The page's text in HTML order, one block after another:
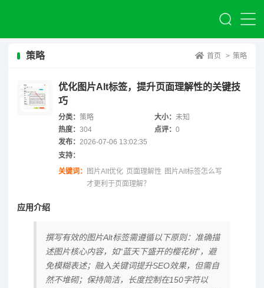
策略 首页 > 策略
优化图片Alt标签，提升页面理解性的关键技
巧
分类： 策略 大小：未知
热度： 304 点评：0
发布： 2026-07-06 13:02:35
支持：
关键词：
图片Alt优化 页面理解性 图片Alt标签怎么写
才更利于页面理解？
应用介绍
撰写有效的图片Alt标签需遵循以下原则：准确描
述图片核心内容，如“蓝天下盛开的樱花树”，避
免模糊表述；融入关键词提升SEO效果，但需自
然不堆砌；保持简洁，长度控制在150字符以